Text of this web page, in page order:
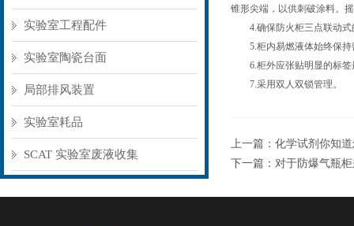
实验室工程配件
实验室陶瓷台面
局部排风装置
实验室耗品
SCAT 实验室废液收集
锥形尖端，以供刺破涂料。
4.确保防火柜三点联动式
5.柜内易燃液体始终保持
6.柜外应张贴明显的标签
7.采用双人双锁管理。
上一篇： 化学试剂你知
下一篇： 对于防爆气瓶